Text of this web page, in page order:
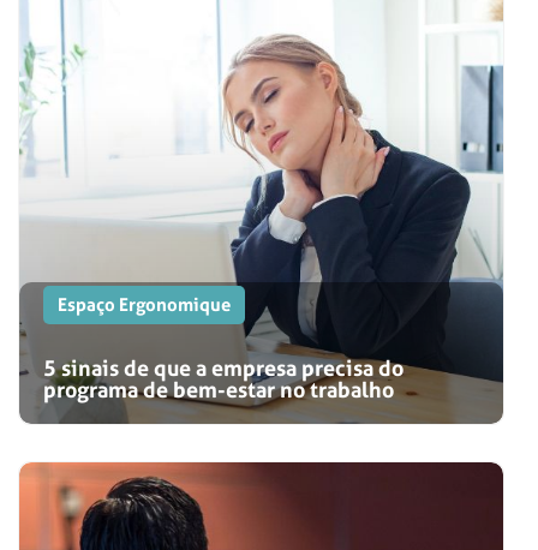
Espaço Ergonomique
5 sinais de que a empresa precisa do
programa de bem-estar no trabalho